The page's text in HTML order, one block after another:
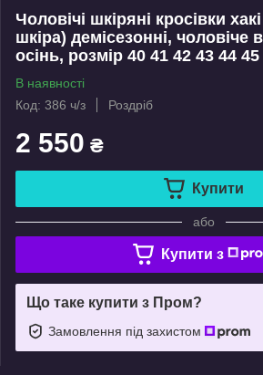
Чоловічі шкіряні кросівки
шкіра) демісезонні, чоловіче
осінь, розмір 40 41 42 43 44 45
В наявності
Код: 386 ч/з
Роздріб
2 550 ₴
Купити
або
Купити з
Що таке купити з Пром?
Замовлення під захистом